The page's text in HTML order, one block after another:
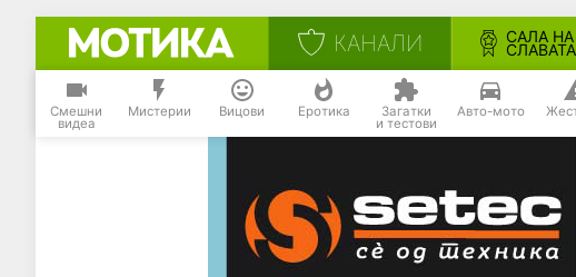
КАНАЛИ САЛА НА
СЛАВАТА
Смешни
видеа
Мистерии Вицови Еротика Загатки
и тестови
Авто-мото